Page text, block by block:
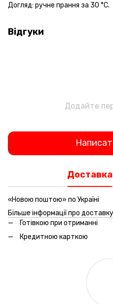
Догляд: ручне прання за 30 °C.
Відгуки
Додайте
Доставка
«Новою поштою» по Україні
Більше інформації про доставку
Готівкою при отриманні
Кредитною карткою